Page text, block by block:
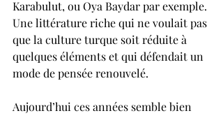
Karabulut, ou Oya Baydar par exemple.
Une littérature riche qui ne voulait pas
que la culture turque soit réduite à
quelques éléments et qui défendait un
mode de pensée renouvelé.
Aujourd’hui ces années semble bien